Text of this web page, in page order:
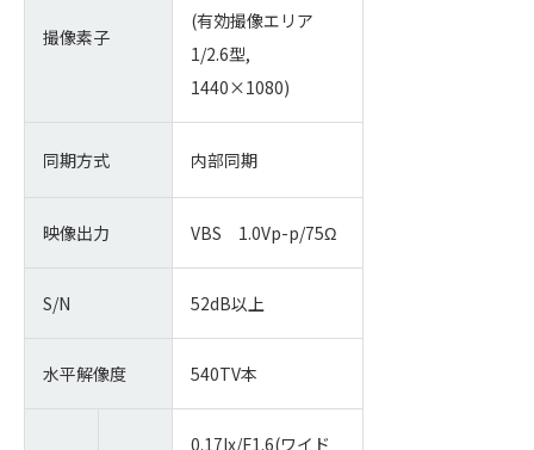
撮像素子
(有効撮像エリア
1/2.6型,
1440×1080)
同期方式 内部同期
映像出力 VBS 1.0Vp-p/75Ω
S/N 52dB以上
水平解像度 540TV本
0.17lx/F1.6(ワイド